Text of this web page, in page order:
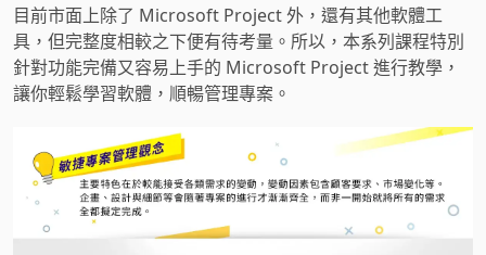
目前市面上除了 Microsoft Project 外，還有其他軟體工
具，但完整度相較之下便有待考量。所以，本系列課程特別
針對功能完備又容易上手的 Microsoft Project 進行教學，
讓你輕鬆學習軟體，順暢管理專案。